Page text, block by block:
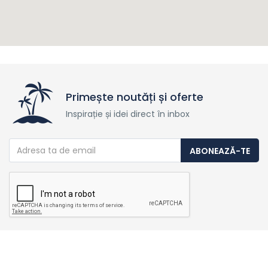
Primește noutăți și oferte
Inspirație și idei direct în inbox
ABONEAZĂ-TE